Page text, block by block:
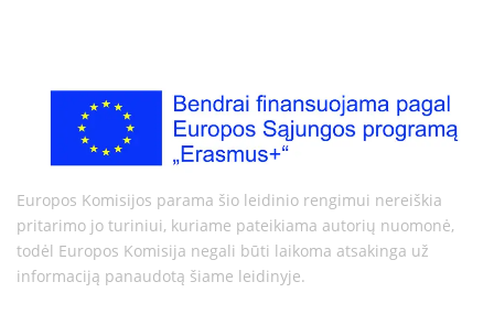
Europos Komisijos parama šio leidinio rengimui nereiškia
pritarimo jo turiniui, kuriame pateikiama autorių nuomonė,
todėl Europos Komisija negali būti laikoma atsakinga už
informaciją panaudotą šiame leidinyje.